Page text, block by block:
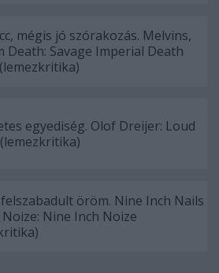
mégis jó szórakozás. Melvins,
Death: Savage Imperial Death
egyediség. Olof Dreijer: Loud
öröm. Nine Inch Nails
Noize: Nine Inch Noize